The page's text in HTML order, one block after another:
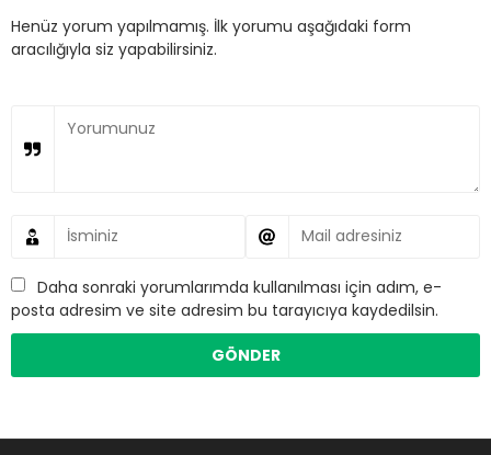
Henüz yorum yapılmamış. İlk yorumu aşağıdaki form
aracılığıyla siz yapabilirsiniz.
Daha sonraki yorumlarımda kullanılması için adım, e-
posta adresim ve site adresim bu tarayıcıya kaydedilsin.